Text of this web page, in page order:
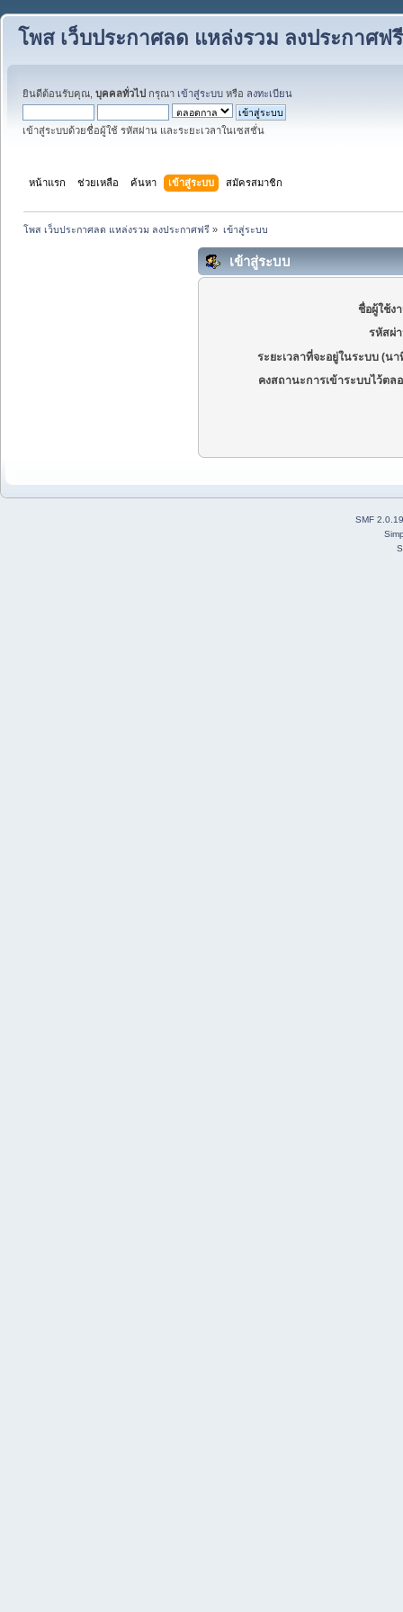
โพส เว็บประกาศลด แหล่งรวม ลงประกาศฟรี
ยินดีต้อนรับคุณ, บุคคลทั่วไป กรุณา เข้าสู่ระบบ หรือ ลงทะเบียน
เข้าสู่ระบบด้วยชื่อผู้ใช้ รหัสผ่าน และระยะเวลาในเซสชั่น
หน้าแรก ช่วยเหลือ ค้นหา เข้าสู่ระบบ สมัครสมาชิก
โพส เว็บประกาศลด แหล่งรวม ลงประกาศฟรี » เข้าสู่ระบบ
เข้าสู่ระบบ
ชื่อผู้ใช้ง
รหัสผ่
ระยะเวลาที่จะอยู่ในระบบ (นา
คงสถานะการเข้าระบบไว้ตล
SMF 2.0.19